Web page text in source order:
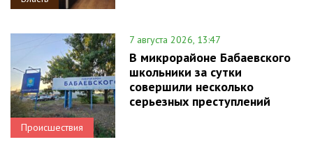
Происшествия
7 августа 2026, 13:47
В микрорайоне Бабаевского
школьники за сутки
совершили несколько
серьезных преступлений